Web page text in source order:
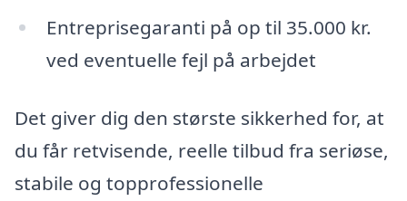
Entreprisegaranti på op til 35.000 kr.
ved eventuelle fejl på arbejdet
Det giver dig den største sikkerhed for, at
du får retvisende, reelle tilbud fra seriøse,
stabile og topprofessionelle